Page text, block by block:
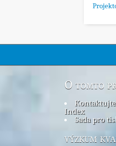
O tomto
Index
Sada pro
výzkum